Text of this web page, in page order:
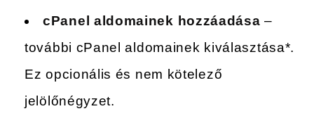
cPanel aldomainek hozzáadása –
további cPanel aldomainek kiválasztása*.
Ez opcionális és nem kötelező
jelölőnégyzet.